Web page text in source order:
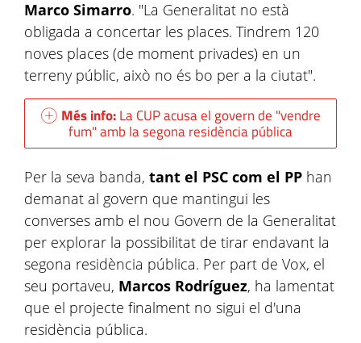
Marco Simarro. "La Generalitat no està
obligada a concertar les places. Tindrem 120
noves places (de moment privades) en un
terreny públic, això no és bo per a la ciutat".
Més info:La CUP acusa el govern de "vendre
fum" amb la segona residència pública
Per la seva banda, tant el PSC com el PP han
demanat al govern que mantingui les
converses amb el nou Govern de la Generalitat
per explorar la possibilitat de tirar endavant la
segona residència pública. Per part de Vox, el
seu portaveu, Marcos Rodríguez, ha lamentat
que el projecte finalment no sigui el d'una
residència pública.